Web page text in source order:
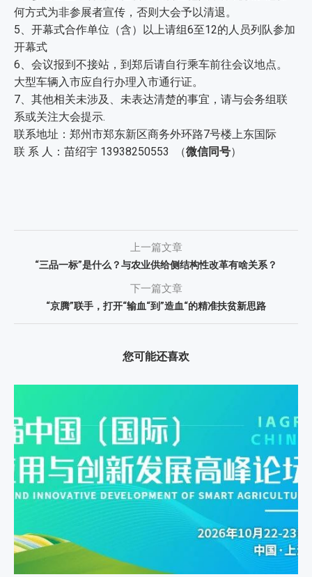
何方式为非参展者宣传，否则大会予以清退。
5、开幕式合作单位（含）以上请组6至12的人员列队参加
开幕式
6、会议报到不接站，到郑后请自行乘车前往会议地点。
大型车辆入市应自行办理入市通行证。
7、其他相关未涉及、未表达清楚的事宜，请与会务组联
系或关注大会提示.
联系地址：郑州市郑东新区商务外环路7号楼上东国际
联 系 人：苗绍宇 13938250553 （微信同号）
上一篇文章
“三品一标”是什么？与农业供给侧结构性改革有啥关系？
下一篇文章
“京腾”联手，打开“输血“到”造血“的精准扶贫新思路
您可能还喜欢